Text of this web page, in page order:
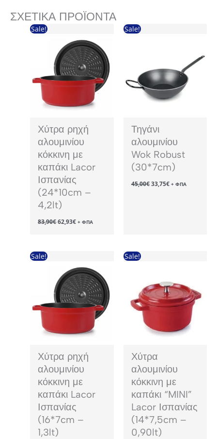
ΣΧΕΤΙΚΆ ΠΡΟΪΌΝΤΑ
Sale!
Χύτρα ρηχή
αλουμινίου
κόκκινη με
καπάκι Lacor
Ισπανίας
(24*10cm –
4,2lt)
83,90€Original
price
62,93€Η+ ΦΠΑ
Sale!
Τηγάνι
αλουμινίου
Wok Robust
(30*7cm)
45,00€Original
price
33,75€Η+ ΦΠΑ
Sale!
Χύτρα ρηχή
αλουμινίου
κόκκινη με
καπάκι Lacor
Ισπανίας
(16*7cm –
1,3lt)
Sale!
Χύτρα
αλουμινίου
κόκκινη με
καπάκι “MINI”
Lacor Ισπανίας
(14*7,5cm –
0,90lt)